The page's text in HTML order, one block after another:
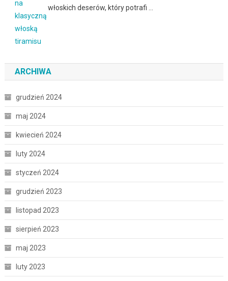
włoskich deserów, który potrafi …
ARCHIWA
grudzień 2024
maj 2024
kwiecień 2024
luty 2024
styczeń 2024
grudzień 2023
listopad 2023
sierpień 2023
maj 2023
luty 2023